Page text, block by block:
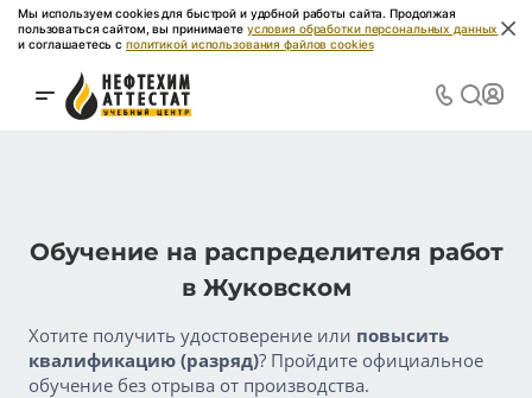
Мы используем cookies для быстрой и удобной работы сайта. Продолжая
пользоваться сайтом, вы принимаете условия обработки персональных данных
и соглашаетесь с политикой использования файлов cookies
Обучение на распределителя работ
в Жуковском
Хотите получить удостоверение или повысить
квалификацию (разряд)? Пройдите официальное
обучение без отрыва от производства.